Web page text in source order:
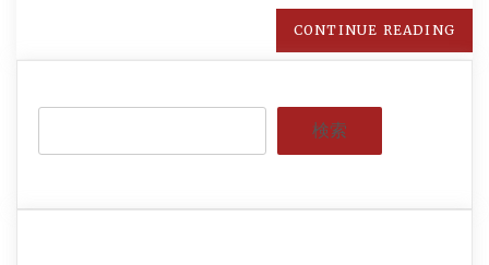
CONTINUE READING
検索